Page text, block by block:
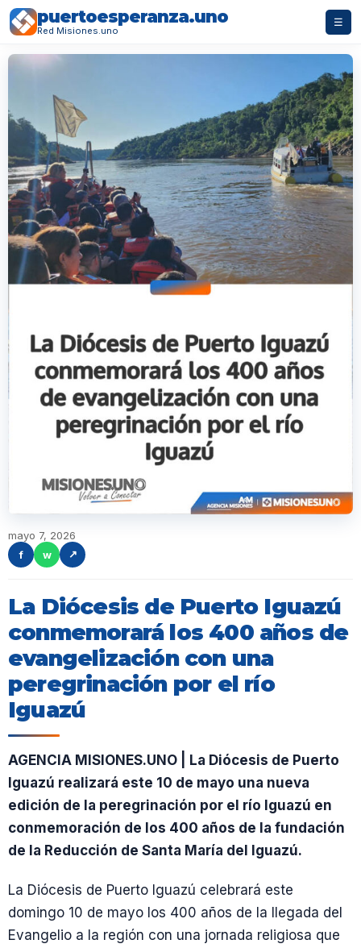
puertoesperanza.uno
Red Misiones.uno
☰
mayo 7, 2026
f
w ↗
La Diócesis de Puerto Iguazú
conmemorará los 400 años de
evangelización con una
peregrinación por el río
Iguazú
AGENCIA MISIONES.UNO | La Diócesis de Puerto
Iguazú realizará este 10 de mayo una nueva
edición de la peregrinación por el río Iguazú en
conmemoración de los 400 años de la fundación
de la Reducción de Santa María del Iguazú.
La Diócesis de Puerto Iguazú celebrará este
domingo 10 de mayo los 400 años de la llegada del
Evangelio a la región con una jornada religiosa que